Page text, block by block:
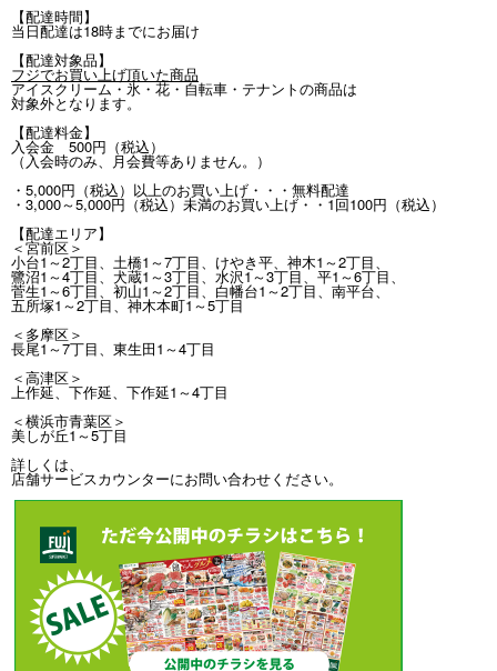
【配達時間】
当日配達は18時までにお届け
【配達対象品】
フジでお買い上げ頂いた商品
アイスクリーム・氷・花・自転車・テナントの商品は
対象外となります。
【配達料金】
入会金 500円（税込）
（入会時のみ、月会費等ありません。）
・5,000円（税込）以上のお買い上げ・・・無料配達
・3,000～5,000円（税込）未満のお買い上げ・・1回100円（税込）
【配達エリア】
＜宮前区＞
小台1～2丁目、土橋1～7丁目、けやき平、神木1～2丁目、
鷺沼1～4丁目、犬蔵1～3丁目、水沢1～3丁目、平1～6丁目、
菅生1～6丁目、初山1～2丁目、白幡台1～2丁目、南平台、
五所塚1～2丁目、神木本町1～5丁目
＜多摩区＞
長尾1～7丁目、東生田1～4丁目
＜高津区＞
上作延、下作延、下作延1～4丁目
＜横浜市青葉区＞
美しが丘1～5丁目
詳しくは、
店舗サービスカウンターにお問い合わせください。